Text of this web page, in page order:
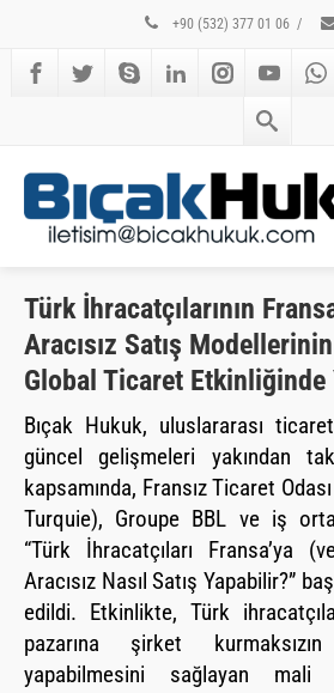
+90 (532) 377 01 06 /
Türk İhracatçılarının
Aracısız Satış Modellerinin
Global Ticaret Etkinliğinde
Bıçak Hukuk, uluslararası
güncel gelişmeleri yakından
kapsamında, Fransız Ticaret
Turquie), Groupe BBL ve iş
“Türk İhracatçıları Fransa’ya
Aracısız Nasıl Satış Yapabilir?”
edildi. Etkinlikte, Türk
pazarına şirket
yapabilmesini sağlayan mali